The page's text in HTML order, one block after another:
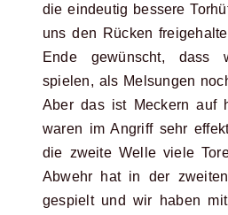
die eindeutig bessere
uns den Rücken
Ende gewünscht, dass
spielen, als Melsungen
Aber das ist Meckern auf
waren im Angriff sehr
die zweite Welle viele
Abwehr hat in der
gespielt und wir haben